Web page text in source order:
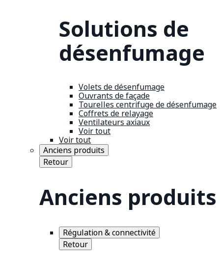
Solutions de
désenfumage
Volets de désenfumage
Ouvrants de façade
Tourelles centrifuge de désenfumage
Coffrets de relayage
Ventilateurs axiaux
Voir tout
Voir tout
Anciens produits
Retour
Anciens produits
Régulation & connectivité
Retour